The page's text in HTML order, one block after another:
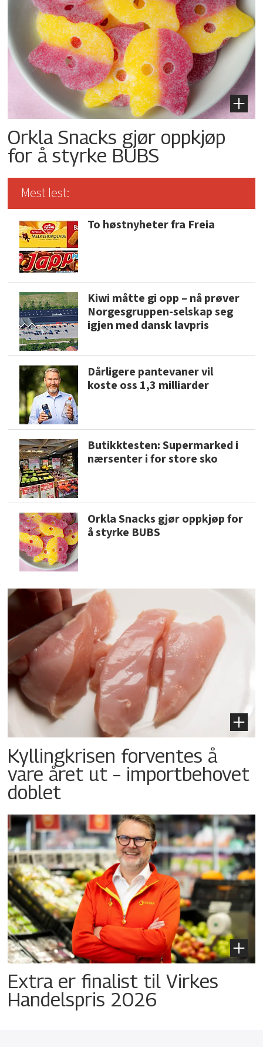
Orkla Snacks gjør oppkjøp
for å styrke BUBS
Mest lest:
To høstnyheter fra Freia
Kiwi måtte gi opp – nå prøver
Norgesgruppen-selskap seg
igjen med dansk lavpris
Dårligere pantevaner vil
koste oss 1,3 milliarder
Butikktesten: Supermarked i
nærsenter i for store sko
Orkla Snacks gjør oppkjøp for
å styrke BUBS
Kyllingkrisen forventes å
vare året ut – importbehovet
doblet
Extra er finalist til Virkes
Handelspris 2026